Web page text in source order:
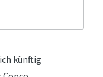
künftig